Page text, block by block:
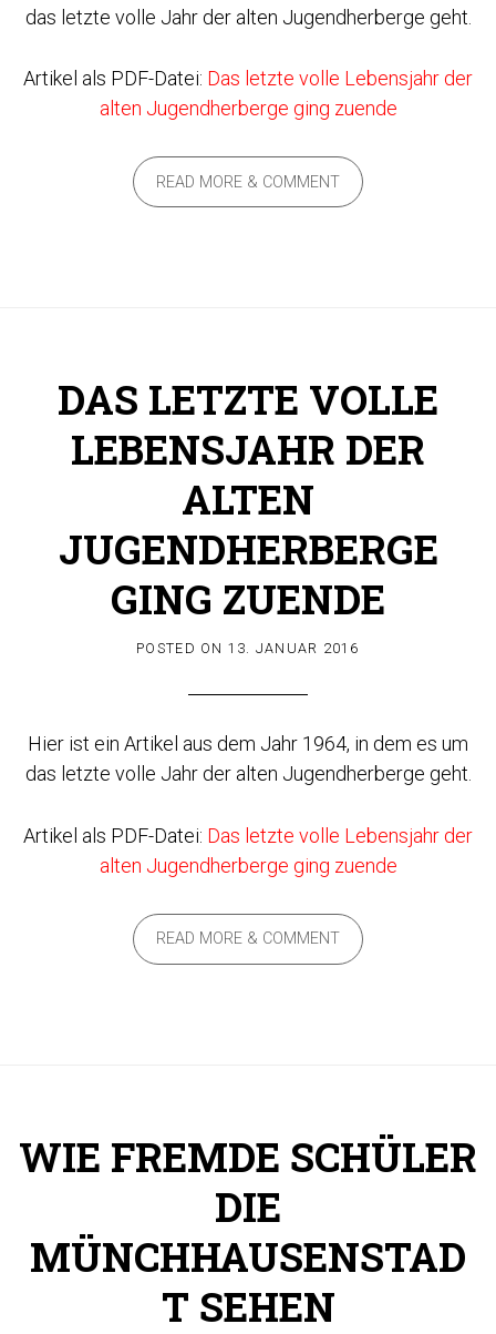
das letzte volle Jahr der alten Jugendherberge geht.
Artikel als PDF-Datei: Das letzte volle Lebensjahr der
alten Jugendherberge ging zuende
READ MORE & COMMENT
DAS LETZTE VOLLE
LEBENSJAHR DER
ALTEN
JUGENDHERBERGE
GING ZUENDE
POSTED ON 13. JANUAR 2016
Hier ist ein Artikel aus dem Jahr 1964, in dem es um
das letzte volle Jahr der alten Jugendherberge geht.
Artikel als PDF-Datei: Das letzte volle Lebensjahr der
alten Jugendherberge ging zuende
READ MORE & COMMENT
WIE FREMDE SCHÜLER
DIE
MÜNCHHAUSENSTAD
T SEHEN